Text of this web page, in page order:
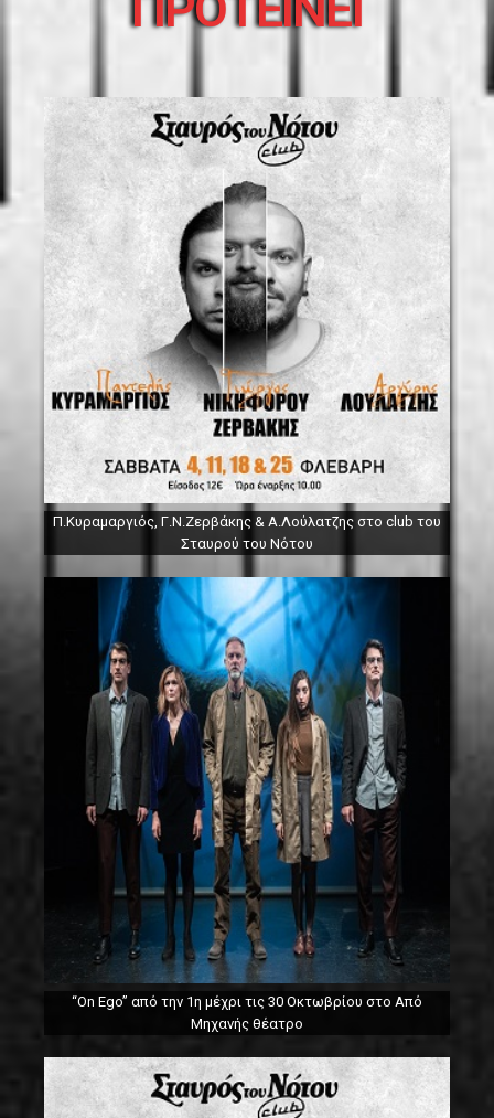
Π.Κυραμαργιός, Γ.Ν.Ζερβάκης & Α.Λούλατζης στο club του
Σταυρού του Νότου
“On Ego” από την 1η μέχρι τις 30 Οκτωβρίου στο Από
Μηχανής θέατρο